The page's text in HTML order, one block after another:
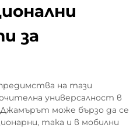
за
на тази
универсалност в
може бързо да се
така и в мобилни